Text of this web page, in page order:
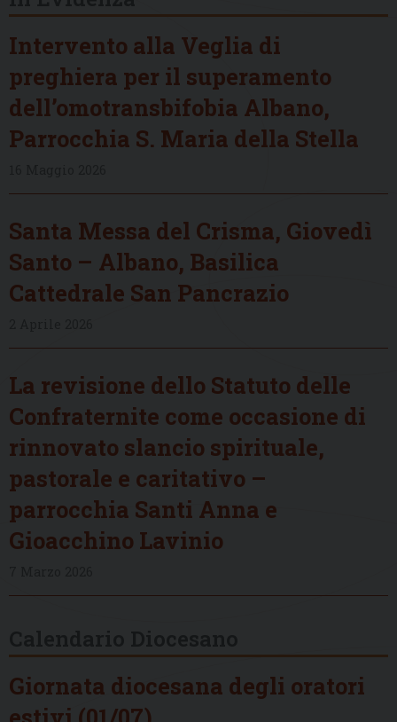
Intervento alla Veglia di
preghiera per il superamento
dell’omotransbifobia Albano,
Parrocchia S. Maria della Stella
Santa Messa del Crisma, Giovedì
Santo – Albano, Basilica
Cattedrale San Pancrazio
La revisione dello Statuto delle
Confraternite come occasione di
rinnovato slancio spirituale,
pastorale e caritativo –
parrocchia Santi Anna e
Gioacchino Lavinio
Giornata diocesana degli oratori